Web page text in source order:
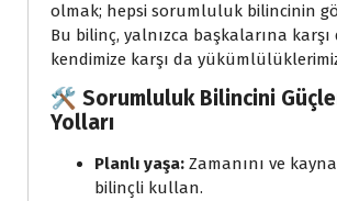
olmak; hepsi sorumluluk bilincinin
Bu bilinç, yalnızca başkalarına karşı
kendimize karşı da
🛠️ Sorumluluk Bilincini
Yolları
Planlı yaşa: Zamanını ve
bilinçli kullan.